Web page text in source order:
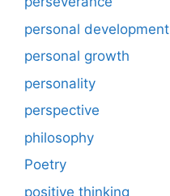
personal development
personal growth
personality
perspective
philosophy
Poetry
positive thinking